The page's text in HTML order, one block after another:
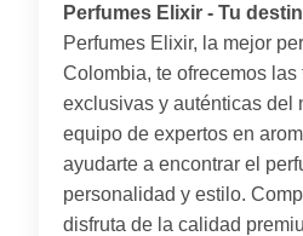
Perfumes Elixir - Tu
Perfumes Elixir, la mejor
Colombia, te ofrecemos las
exclusivas y auténticas del
equipo de expertos en
ayudarte a encontrar el
personalidad y estilo.
disfruta de la calidad